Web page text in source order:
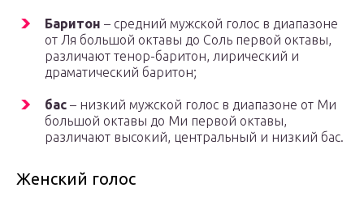
Баритон – средний мужской голос в диапазоне
от Ля большой октавы до Соль первой октавы,
различают тенор-баритон, лирический и
драматический баритон;
бас – низкий мужской голос в диапазоне от Ми
большой октавы до Ми первой октавы,
различают высокий, центральный и низкий бас.
Женский голос